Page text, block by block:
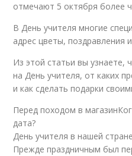
отмечают 5 октября более
В День учителя многие
адрес цветы, поздравления
Из этой статьи вы узнаете,
на День учителя, от каких
и как сделать подарки
Перед походом в
дата?
День учителя в нашей
Прежде праздничным был